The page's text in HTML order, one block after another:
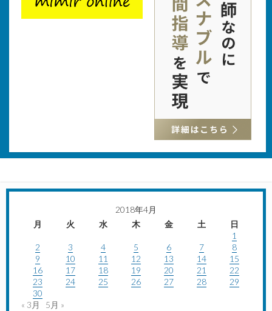
2018年4月
月
火 水 木 金 土
日
1
2
3 4 5 6 7
8
9
10 11 12 13 14
15
16
17 18 19 20 21
22
23
24 25 26 27 28
29
30
« 3月
5月 »